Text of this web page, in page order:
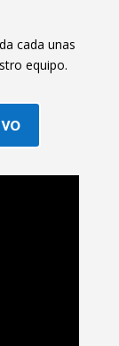
cada unas
equipo.